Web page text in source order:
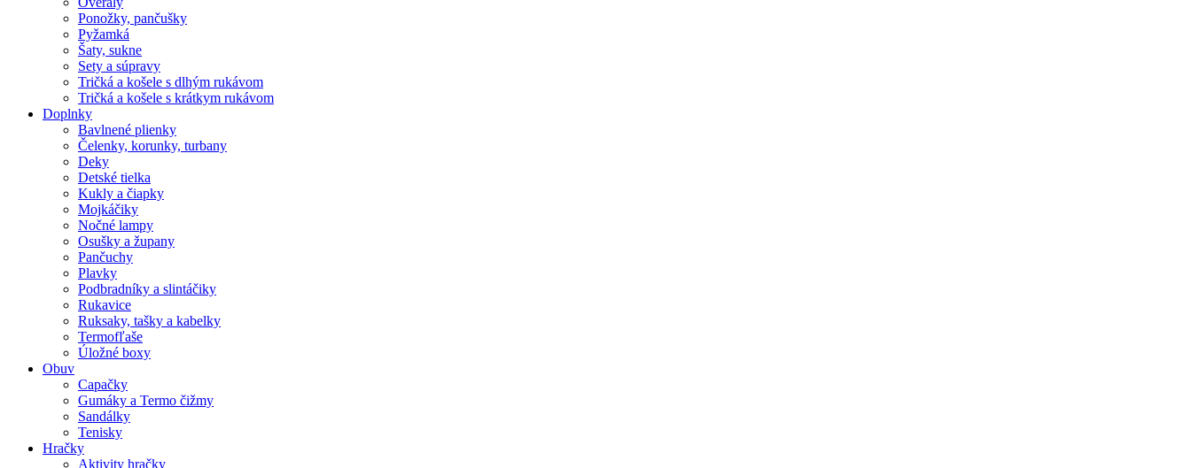
Ponožky, pančušky
Pyžamká
Šaty, sukne
Sety a súpravy
Tričká a košele s dlhým rukávom
Tričká a košele s krátkym rukávom
Doplnky
Bavlnené plienky
Čelenky, korunky, turbany
Deky
Detské tielka
Kukly a čiapky
Mojkáčiky
Nočné lampy
Osušky a župany
Pančuchy
Plavky
Podbradníky a slintáčiky
Rukavice
Ruksaky, tašky a kabelky
Termofľaše
Úložné boxy
Obuv
Capačky
Gumáky a Termo čižmy
Sandálky
Tenisky
Hračky
Aktivity hračky